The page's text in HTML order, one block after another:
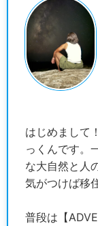
はじめまして
っくんです。
な大自然と人
気がつけば移
普段は【